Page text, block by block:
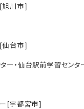
旭川市]
仙台市]
ー・仙台駅前学習セン
[宇都宮市]